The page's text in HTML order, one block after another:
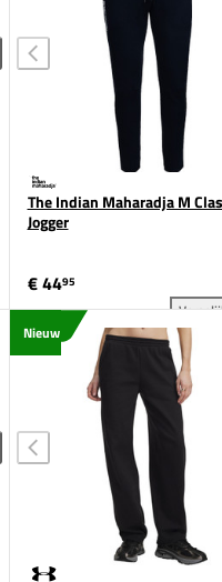
M Classic Jogger toevoegen
The Indian Maharadja M
Jogger
€ 4495
Nieuw